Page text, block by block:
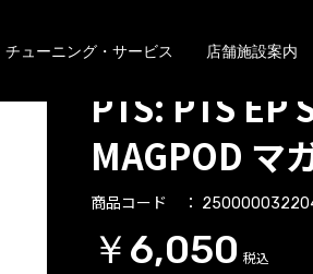
チューニング・サービス 店舗施設案内
PTS: PTS EP
MAGPOD マ
商品コード
￥6,050 税込